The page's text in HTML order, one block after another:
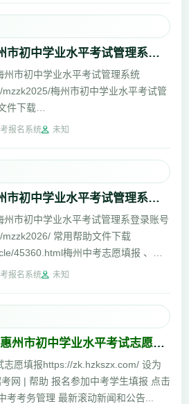
梅州市初中学业水平考试管理系统：http://218.15.147.12:81/mzzk2026/
市初中学业水平考试管理系统
梅州市初中学业水平考试管
件下载
45360....
报名系统 未知
梅州市初中学业水平考试管理系统入口http://218.15.147.12:81/mzzk2026/
市初中学业水平考试管理系登录账号
常用帮助文件下载
45360.html梅州中考志愿填报 、梅
报名系统 未知
惠州市初中学业水平考试志愿填报https://zk.hzkszx.com/
志愿填报https://zk.hzkszx.com/ 设为
网 | 帮助 报名参加中考学生填报 点击
考考务管理 最新滚动新闻和公告...